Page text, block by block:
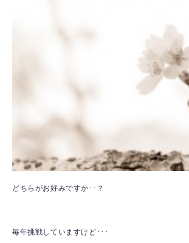
どちらがお好みですか･･？
毎年挑戦していますけど･･･